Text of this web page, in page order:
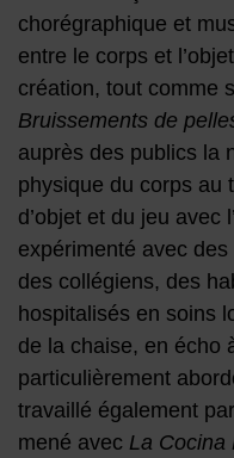
chorégraphique et
entre le corps et
création, tout comme
Bruissements de
auprès des publics la
physique du corps au
d’objet et du jeu avec
expérimenté avec
des collégiens, des
hospitalisés en soins
de la chaise, en écho
particulièrement
travaillé également
mené avec La Cocina